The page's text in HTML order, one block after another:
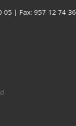
05 | Fax: 957 12 74 36